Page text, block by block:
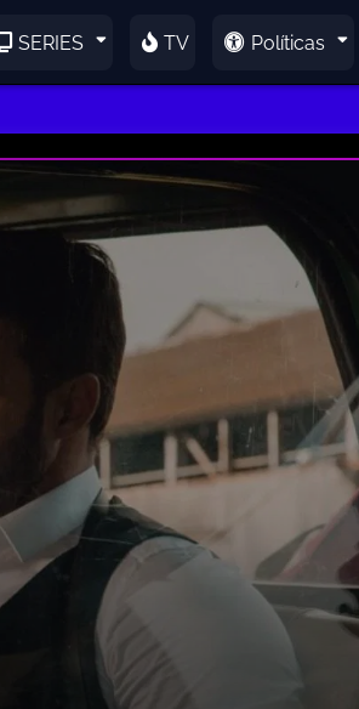
SERIES TV Políticas